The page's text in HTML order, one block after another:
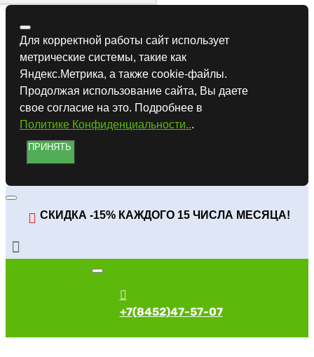
Для корректной работы сайт использует
метрические системы, такие как
Яндекс.Метрика, а также cookie-файлы.
Продолжая использование сайта, Вы даете
свое согласие на это. Подробнее в
Политике Конфиденциальности...
ПРИНЯТЬ
СКИДКА -15% КАЖДОГО 15 ЧИСЛА МЕСЯЦА!
+7(8452)47-57-07